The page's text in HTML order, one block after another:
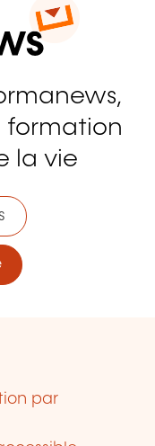
formation
la vie
par